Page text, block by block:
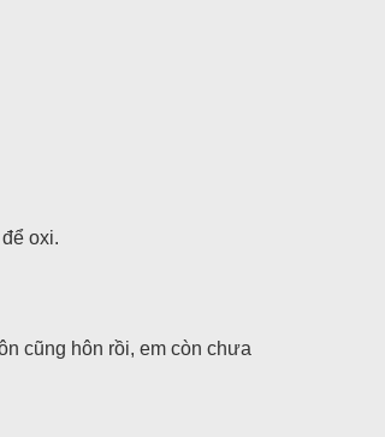
oxi.
cũng hôn rồi, em còn chưa